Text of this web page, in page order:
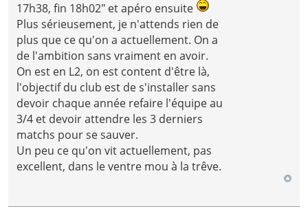
17h38, fin 18h02" et apéro ensuite
Plus sérieusement, je n'attends rien de
plus que ce qu'on a actuellement. On a
de l'ambition sans vraiment en avoir.
On est en L2, on est content d'être là,
l'objectif du club est de s'installer sans
devoir chaque année refaire l'équipe au
3/4 et devoir attendre les 3 derniers
matchs pour se sauver.
Un peu ce qu'on vit actuellement, pas
excellent, dans le ventre mou à la trêve.